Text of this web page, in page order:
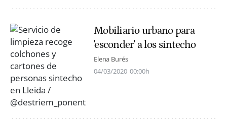
Mobiliario urbano para
'esconder' a los sintecho
Elena Burés
04/03/2020 00:00h